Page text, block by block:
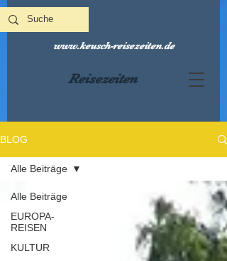
Reisezeiten
www.keusch-reisezeiten.de
BLOG
Alle Beiträge
EUROPA-
REISEN
KULTUR
Alle Beiträge